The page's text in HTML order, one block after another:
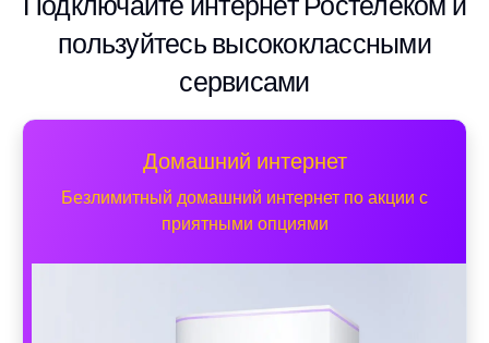
пользуйтесь высококлассными
сервисами
Домашний интернет
Безлимитный домашний интернет по акции с
приятными опциями